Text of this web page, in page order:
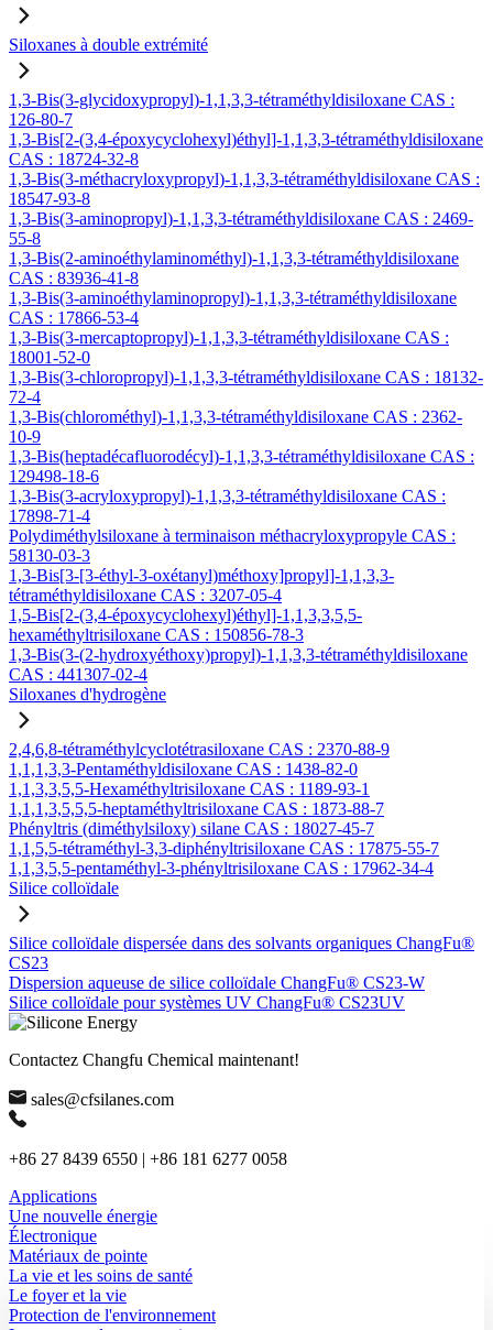
Siloxanes à double extrémité
1,3-Bis(3-glycidoxypropyl)-1,1,3,3-tétraméthyldisiloxane CAS :
126-80-7
1,3-Bis[2-(3,4-époxycyclohexyl)éthyl]-1,1,3,3-tétraméthyldisiloxane
CAS : 18724-32-8
1,3-Bis(3-méthacryloxypropyl)-1,1,3,3-tétraméthyldisiloxane CAS :
18547-93-8
1,3-Bis(3-aminopropyl)-1,1,3,3-tétraméthyldisiloxane CAS : 2469-
55-8
1,3-Bis(2-aminoéthylaminométhyl)-1,1,3,3-tétraméthyldisiloxane
CAS : 83936-41-8
1,3-Bis(3-aminoéthylaminopropyl)-1,1,3,3-tétraméthyldisiloxane
CAS : 17866-53-4
1,3-Bis(3-mercaptopropyl)-1,1,3,3-tétraméthyldisiloxane CAS :
18001-52-0
1,3-Bis(3-chloropropyl)-1,1,3,3-tétraméthyldisiloxane CAS : 18132-
72-4
1,3-Bis(chlorométhyl)-1,1,3,3-tétraméthyldisiloxane CAS : 2362-
10-9
1,3-Bis(heptadécafluorodécyl)-1,1,3,3-tétraméthyldisiloxane CAS :
129498-18-6
1,3-Bis(3-acryloxypropyl)-1,1,3,3-tétraméthyldisiloxane CAS :
17898-71-4
Polydiméthylsiloxane à terminaison méthacryloxypropyle CAS :
58130-03-3
1,3-Bis[3-[3-éthyl-3-oxétanyl)méthoxy]propyl]-1,1,3,3-
tétraméthyldisiloxane CAS : 3207-05-4
1,5-Bis[2-(3,4-époxycyclohexyl)éthyl]-1,1,3,3,5,5-
hexaméthyltrisiloxane CAS : 150856-78-3
1,3-Bis(3-(2-hydroxyéthoxy)propyl)-1,1,3,3-tétraméthyldisiloxane
CAS : 441307-02-4
Siloxanes d'hydrogène
2,4,6,8-tétraméthylcyclotétrasiloxane CAS : 2370-88-9
1,1,1,3,3-Pentaméthyldisiloxane CAS : 1438-82-0
1,1,3,3,5,5-Hexaméthyltrisiloxane CAS : 1189-93-1
1,1,1,3,5,5,5-heptaméthyltrisiloxane CAS : 1873-88-7
Phényltris (diméthylsiloxy) silane CAS : 18027-45-7
1,1,5,5-tétraméthyl-3,3-diphényltrisiloxane CAS : 17875-55-7
1,1,3,5,5-pentaméthyl-3-phényltrisiloxane CAS : 17962-34-4
Silice colloïdale
Silice colloïdale dispersée dans des solvants organiques ChangFu®
CS23
Dispersion aqueuse de silice colloïdale ChangFu® CS23-W
Silice colloïdale pour systèmes UV ChangFu® CS23UV
Contactez Changfu Chemical maintenant!
sales@cfsilanes.com
+86 27 8439 6550 | +86 181 6277 0058
Applications
Une nouvelle énergie
Électronique
Matériaux de pointe
La vie et les soins de santé
Le foyer et la vie
Protection de l'environnement